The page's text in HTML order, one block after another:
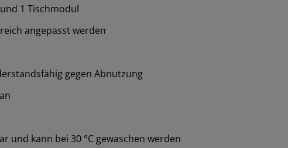
1 Tischmodul
angepasst werden
gegen Abnutzung
und kann bei 30 °C gewaschen werden